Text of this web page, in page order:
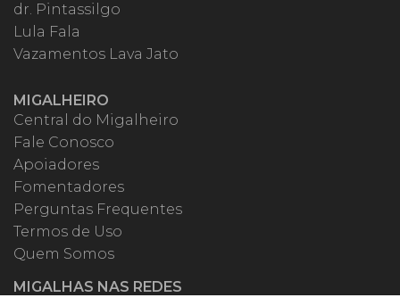
dr. Pintassilgo
Lula Fala
Vazamentos Lava Jato
MIGALHEIRO
Central do Migalheiro
Fale Conosco
Apoiadores
Fomentadores
Perguntas Frequentes
Termos de Uso
Quem Somos
MIGALHAS NAS REDES